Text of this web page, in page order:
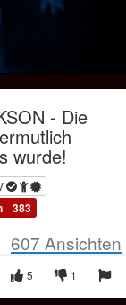
- Die
wurde!
383
607 Ansichten
1
5